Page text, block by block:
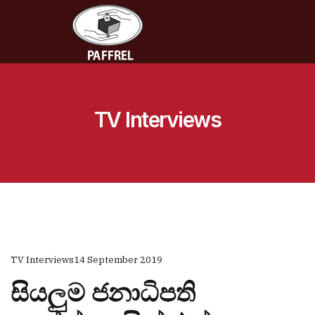
TV Interviews
TV Interviews14 September 2019
සියලුම ජනාධිපති